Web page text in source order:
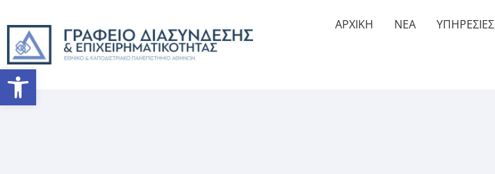
Ανοίξτε τη γραμμή εργαλείων
ΑΡΧΙΚΗ NEA ΥΠΗΡΕΣΙΕΣ